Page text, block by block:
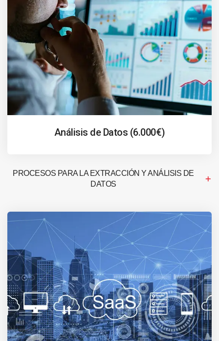
Análisis de Datos (6.000€)
PROCESOS PARA LA EXTRACCIÓN Y ANÁLISIS DE
DATOS